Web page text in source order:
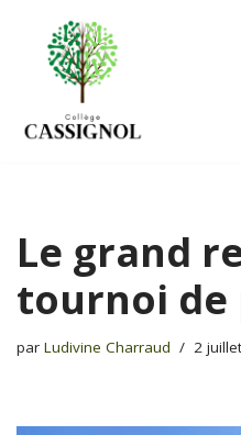
Aller
contenu
Le grand
tournoi de
par Ludivine Charraud 2